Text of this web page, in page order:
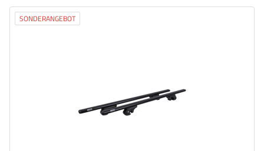
SONDERANGEBOT